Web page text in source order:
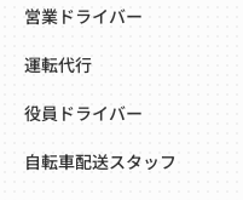
営業ドライバー
運転代行
役員ドライバー
自転車配送スタッフ